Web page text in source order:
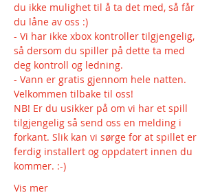
du ikke mulighet til å ta det med, så får
du låne av oss :)
- Vi har ikke xbox kontroller tilgjengelig,
så dersom du spiller på dette ta med
deg kontroll og ledning.
- Vann er gratis gjennom hele natten.
Velkommen tilbake til oss!
NB! Er du usikker på om vi har et spill
tilgjengelig så send oss en melding i
forkant. Slik kan vi sørge for at spillet er
ferdig installert og oppdatert innen du
kommer. :-)
Vis mer